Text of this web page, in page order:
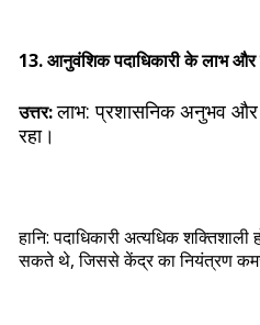
13. आनुवंशिक पदाधिकारी के लाभ और
उत्तर:लाभ: प्रशासनिक अनुभव और
रहा।
हानि: पदाधिकारी अत्यधिक
सकते थे, जिससे केंद्र का नियंत्रण